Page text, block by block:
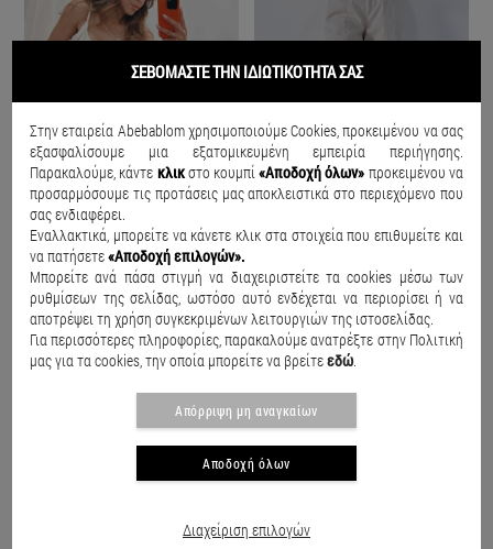
2 Piece set Tim Μπεζ
€35.00 €66.00
Urban black full length cargo Minu Μπεζ
€27.90 €34.90
ΣΕΒΟΜΑΣΤΕ ΤΗΝ ΙΔΙΩΤΙΚΟΤΗΤΑ ΣΑΣ
Στην εταιρεία Abebablom χρησιμοποιούμε Cookies, προκειμένου να σας
εξασφαλίσουμε μια εξατομικευμένη εμπειρία περιήγησης.
Παρακαλούμε, κάντε κλικστο κουμπί«Αποδοχή όλων» προκειμένου να
προσαρμόσουμε τις προτάσεις μας αποκλειστικά στο περιεχόμενο που
σας ενδιαφέρει.
Εναλλακτικά, μπορείτε να κάνετε κλικ στα στοιχεία που επιθυμείτε και
να πατήσετε«Αποδοχή επιλογών».
Μπορείτε ανά πάσα στιγμή να διαχειριστείτε τα cookies μέσω των
ρυθμίσεων της σελίδας, ωστόσο αυτό ενδέχεται να περιορίσει ή να
αποτρέψει τη χρήση συγκεκριμένων λειτουργιών της ιστοσελίδας.
Για περισσότερες πληροφορίες, παρακαλούμε ανατρέξτε στην Πολιτική
μας για τα cookies, την οποία μπορείτε να βρείτεεδώ.
Απόρριψη μη αναγκαίων
Αποδοχή όλων
Διαχείριση επιλογών